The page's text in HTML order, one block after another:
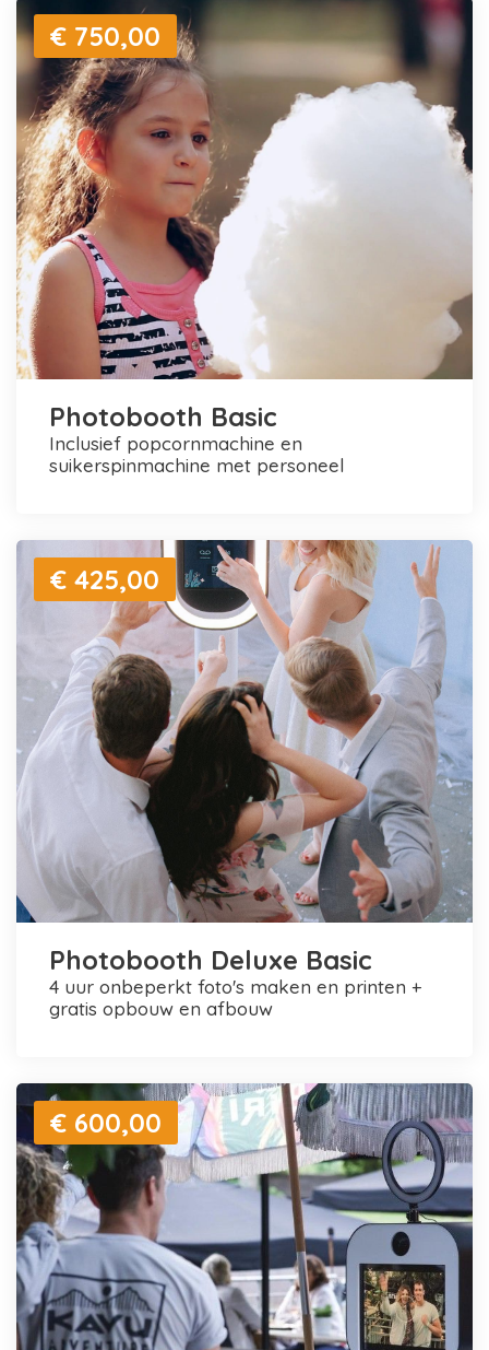
€ 750,00
Photobooth Basic
inclusief popcornmachine en
suikerspinmachine met personeel
€ 425,00
Photobooth Deluxe Basic
4 uur onbeperkt foto's maken en printen +
gratis opbouw en afbouw
€ 600,00